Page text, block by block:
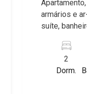
armários e
suíte,
vaga,
Tonin 2
Dorm.